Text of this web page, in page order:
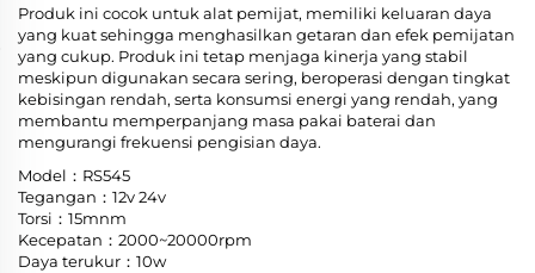
Produk ini cocok untuk alat pemijat, memiliki keluaran daya
yang kuat sehingga menghasilkan getaran dan efek pemijatan
yang cukup. Produk ini tetap menjaga kinerja yang stabil
meskipun digunakan secara sering, beroperasi dengan tingkat
kebisingan rendah, serta konsumsi energi yang rendah, yang
membantu memperpanjang masa pakai baterai dan
mengurangi frekuensi pengisian daya.
Model：RS545
Tegangan：12v 24v
Torsi：15mnm
Kecepatan：2000~20000rpm
Daya terukur：10w